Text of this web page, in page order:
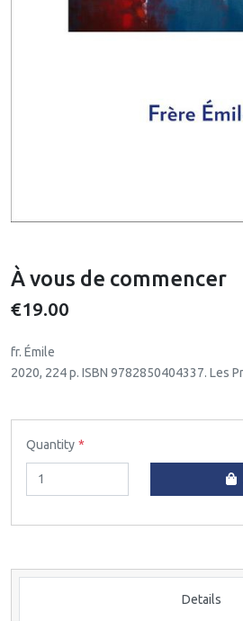
À vous de commencer
€19.00
fr. Émile
2020, 224 p. ISBN 9782850404337. Les
Quantity
Details